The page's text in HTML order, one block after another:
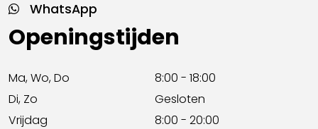
WhatsApp
Openingstijden
Ma, Wo, Do
8:00 - 18:00
Di, Zo
Gesloten
Vrijdag
8:00 - 20:00